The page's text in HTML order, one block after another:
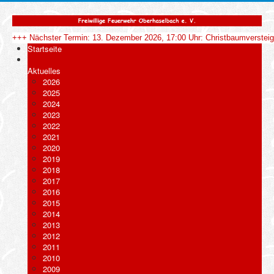
+++ Nächster Termin: 13. Dezember 2026, 17:00 Uhr:
Startseite
Aktuelles
2026
2025
2024
2023
2022
2021
2020
2019
2018
2017
2016
2015
2014
2013
2012
2011
2010
2009